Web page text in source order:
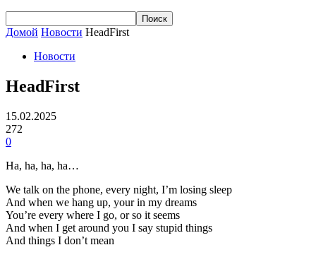
Домой Новости HeadFirst
Новости
HeadFirst
15.02.2025
272
0
Ha, ha, ha, ha…
We talk on the phone, every night, I’m losing sleep
And when we hang up, your in my dreams
You’re every where I go, or so it seems
And when I get around you I say stupid things
And things I don’t mean